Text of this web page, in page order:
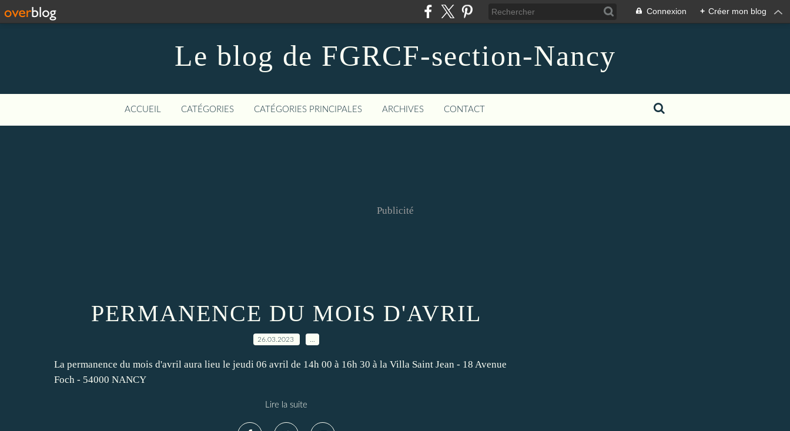
Connexion + Créer mon blog
Le blog de FGRCF-section-Nancy
ACCUEIL CATÉGORIES CATÉGORIES PRINCIPALES ARCHIVES CONTACT
Publicité
PERMANENCE DU MOIS D'AVRIL
26.03.2023
La permanence du mois d'avril aura lieu le jeudi 06 avril de 14h 00 à 16h 30 à la Villa Saint Jean - 18 Avenue
Foch - 54000 NANCY
Lire la suite